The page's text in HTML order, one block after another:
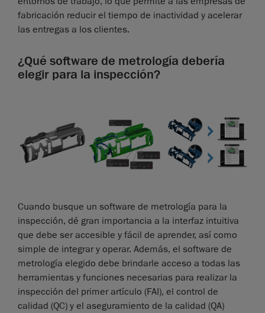
fabricación reducir el tiempo de inactividad y acelerar
las entregas a los clientes.
¿Qué software de metrología debería
elegir para la inspección?
Cuando busque un software de metrología para la
inspección, dé gran importancia a la interfaz intuitiva
que debe ser accesible y fácil de aprender, así como
simple de integrar y operar. Además, el software de
metrología elegido debe brindarle acceso a todas las
herramientas y funciones necesarias para realizar la
inspección del primer artículo (FAI), el control de
calidad (QC) y el aseguramiento de la calidad (QA)